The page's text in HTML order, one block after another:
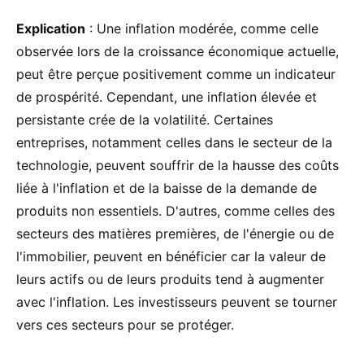
Explication : Une inflation modérée, comme celle
observée lors de la croissance économique actuelle,
peut être perçue positivement comme un indicateur
de prospérité. Cependant, une inflation élevée et
persistante crée de la volatilité. Certaines
entreprises, notamment celles dans le secteur de la
technologie, peuvent souffrir de la hausse des coûts
liée à l'inflation et de la baisse de la demande de
produits non essentiels. D'autres, comme celles des
secteurs des matières premières, de l'énergie ou de
l'immobilier, peuvent en bénéficier car la valeur de
leurs actifs ou de leurs produits tend à augmenter
avec l'inflation. Les investisseurs peuvent se tourner
vers ces secteurs pour se protéger.